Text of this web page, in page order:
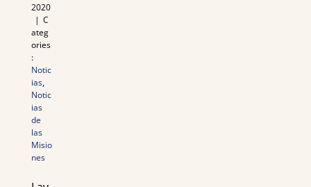
2020
| C
ateg
ories
:
Notic
ias,
Notic
ias
de
las
Misio
nes